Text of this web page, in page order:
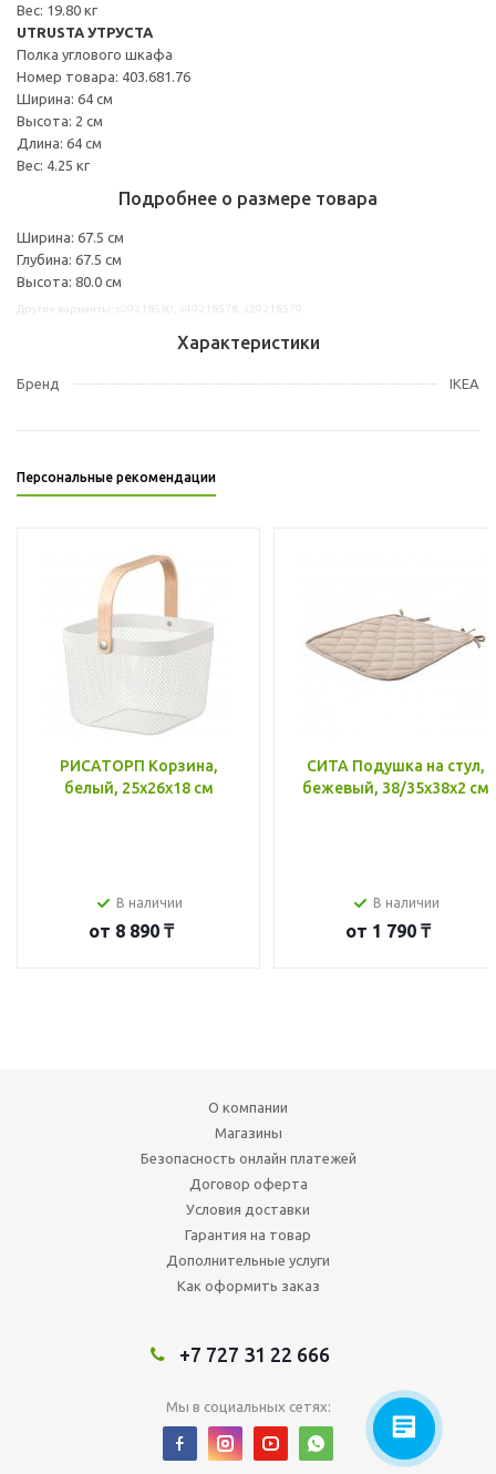
Вес: 19.80 кг
UTRUSTA УТРУСТА
Полка углового шкафа
Номер товара: 403.681.76
Ширина: 64 см
Высота: 2 см
Длина: 64 см
Вес: 4.25 кг
Подробнее о размере товара
Ширина: 67.5 см
Глубина: 67.5 см
Высота: 80.0 см
Характеристики
Бренд IKEA
Персональные рекомендации
РИСАТОРП Корзина,
белый, 25x26x18 см
В наличии
от 8 890 ₸
СИТА Подушка на стул,
бежевый, 38/35x38x2 см
В наличии
от 1 790 ₸
О компании
Магазины
Безопасность онлайн платежей
Договор оферта
Условия доставки
Гарантия на товар
Дополнительные услуги
Как оформить заказ
+7 727 31 22 666
Мы в социальных сетях: